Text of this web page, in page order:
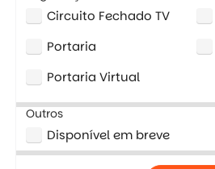
Circuito Fechado TV
Portaria
Portaria Virtual
Outros
Disponível em breve